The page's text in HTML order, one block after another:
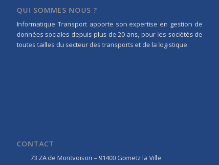
QUI SOMMES NOUS ?
Informatique Transport apporte son expertise en gestion de
données sociales depuis plus de 20 ans, pour les sociétés de
toutes tailles du secteur des transports et de la logistique.
CONTACT
73 ZA de Montvoison – 91400 Gometz la Ville